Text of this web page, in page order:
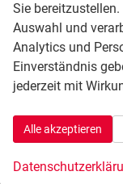
ab 2.Sitzreihe
Glass),
(CUPRA Drive
Distanzregelung
Geschw.-
heizbar (CUPRA
und
Sie
Auswahl und
Analytics und
Einverständnis
jederzeit mit
Alle akzeptieren